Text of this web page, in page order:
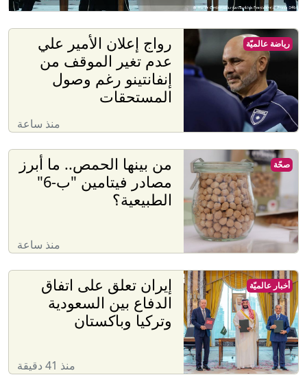
رواج إعلان الأمير علي
عدم تغير الموقف من
إنفانتينو رغم وصول
المستحقات
منذ ساعة
رياضة عالميّة
من بينها الحمص.. ما أبرز
مصادر فيتامين "ب-6"
الطبيعية؟
منذ ساعة
صحّة
إيران تعلق على اتفاق
الدفاع بين السعودية
وتركيا وباكستان
منذ 41 دقيقة
أخبار عالميّة